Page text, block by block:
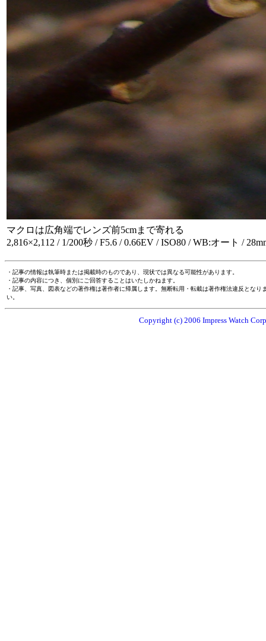
マクロは広角端でレンズ前5cmまで寄れる
2,816×2,112 / 1/200秒 / F5.6 / 0.66EV / ISO80 / WB:オート /
・記事の情報は執筆時または掲載時のものであり、現状では異なる可能性があります。
・記事の内容につき、個別にご回答することはいたしかねます。
・記事、写真、図表などの著作権は著作者に帰属します。無断転用・転載は著作権法違反とな
い。
Copyright (c) 2006 Impress Watch